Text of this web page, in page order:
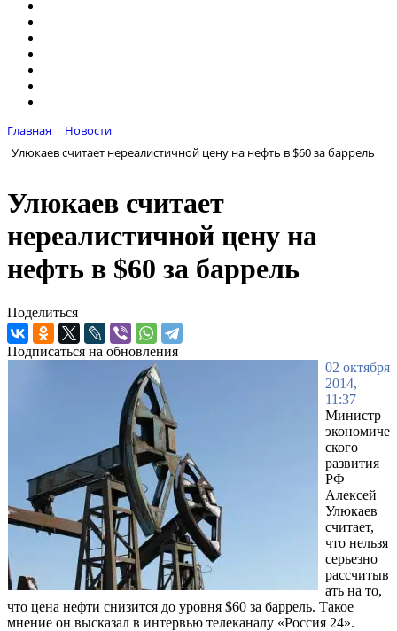
Главная
Новости
Улюкаев считает нереалистичной цену на нефть в $60 за баррель
Улюкаев считает
нереалистичной цену на
нефть в $60 за баррель
Поделиться
Подписаться на обновления
02 октября
2014,
11:37
Министр
экономиче
ского
развития
РФ
Алексей
Улюкаев
считает,
что нельзя
серьезно
рассчитыв
ать на то,
что цена нефти снизится до уровня $60 за баррель. Такое
мнение он высказал в интервью телеканалу «Россия 24».